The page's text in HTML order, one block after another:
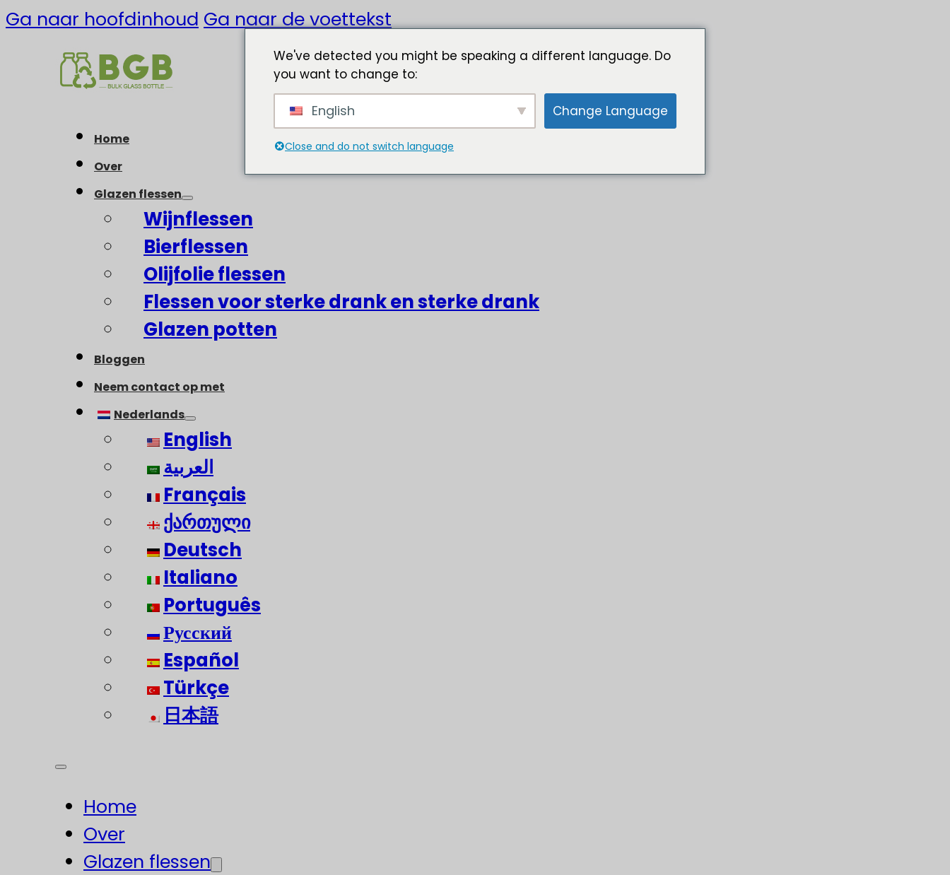
Ga naar hoofdinhoud Ga naar de voettekst
Home
Over
Glazen flessen
Wijnflessen
Bierflessen
Olijfolie flessen
Flessen voor sterke drank en sterke drank
Glazen potten
Bloggen
Neem contact op met
Nederlands
English
العربية
Français
ქართული
Deutsch
Italiano
Português
Русский
Español
Türkçe
日本語
Home
Over
Glazen flessen
We've detected you might be speaking a different language. Do
you want to change to:
English Change Language
Close and do not switch language